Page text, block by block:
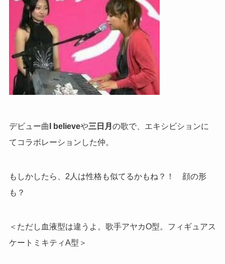
デビュー曲 I believeや三日月 の歌で、エキシビションに
てコラボレーションした仲。
もしかしたら、2人は性格も似てるかもね？！ 顔の形
も？
＜ただし血液型は違うよ。歌手アヤカO型。フィギュアス
ケートミキティA型＞